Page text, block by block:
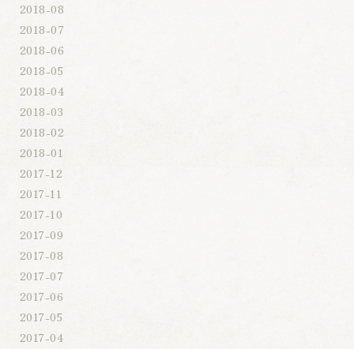
2018-08
2018-07
2018-06
2018-05
2018-04
2018-03
2018-02
2018-01
2017-12
2017-11
2017-10
2017-09
2017-08
2017-07
2017-06
2017-05
2017-04